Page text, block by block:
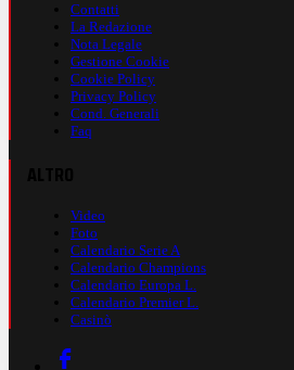
Contatti
La Redazione
Nota Legale
Gestione Cookie
Cookie Policy
Privacy Policy
Cond. Generali
Faq
Video
Foto
Calendario Serie A
Calendario Champions
Calendario Europa L.
Calendario Premier L.
Casinò